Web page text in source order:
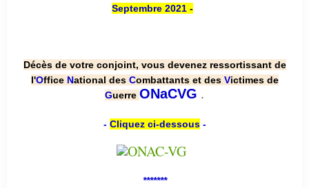
Septembre 2021 -
Décès de votre conjoint, vous devenez ressortissant de
l'Office National des Combattants et des Victimes de
Guerre ONaCVG .
- Cliquez ci-dessous-
*******